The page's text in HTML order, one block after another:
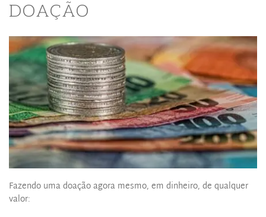
DOAÇÃO
Fazendo uma doação agora mesmo, em dinheiro, de qualquer
valor: